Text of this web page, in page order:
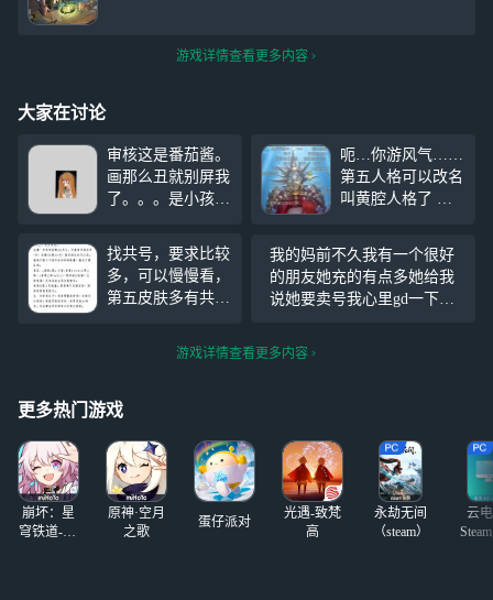
游戏详情查看更多内容
大家在讨论
审核这是番茄酱。
画那么丑就别屏我
了。。。是小孩子
思不？ 你想要
的，是我宝石般明
亮的眼睛，还是眼
睛般漂亮的宝石？
我板绘不尽人
呃…你游风气……
第五人格可以改名
叫黄腔人格了 在
性了吗觉得自己是
那种烈性孝子和别
的玩家与众不同
找共号，要求比较
多，可以慢慢看，
第五皮肤多有共
意私信，或者我开
我的妈前不久我有一个很好
的朋友她充的有点多她给我
说她要卖号我心里gd一下问
没时间玩，我说我可以帮你
游戏详情查看更多内容
更多热门游戏
崩坏：星
穹铁道-4.4
原神·空月
之歌
蛋仔派对
光遇-致梵
高
永劫无间
（steam）
云